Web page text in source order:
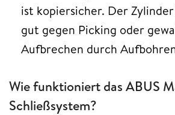
ist kopiersicher. Der
gut gegen Picking oder
Aufbrechen durch
Wie funktioniert das ABUS
Schließsystem?